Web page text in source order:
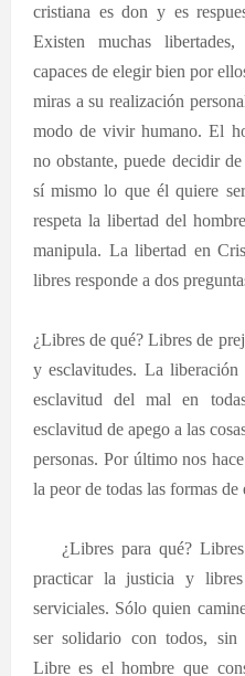
cristiana es don y es
Existen muchas
capaces de elegir bien por
miras a su realización
modo de vivir humano. El
no obstante, puede decidir
sí mismo lo que él quiere
respeta la libertad del
manipula. La libertad en
libres responde a dos
¿Libres de qué? Libres de
y esclavitudes. La
esclavitud del mal en
esclavitud de apego a las
personas. Por último nos
la peor de todas las formas de
¿Libres para qué?
practicar la justicia y
serviciales. Sólo quien
ser solidario con todos, sin
Libre es el hombre que